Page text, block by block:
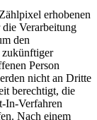
erhobenen
Verarbeitung
den
zukünftiger
Person
nicht an Dritte
berechtigt, die
In-Verfahren
Nach einem